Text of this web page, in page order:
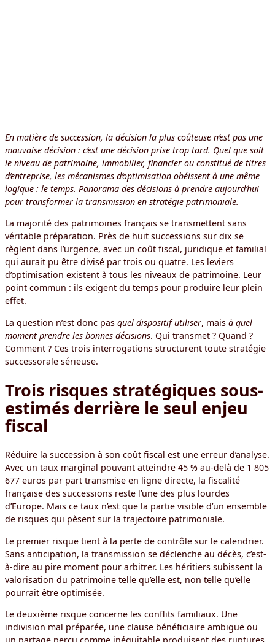
En matière de succession, la décision la plus coûteuse n’est pas une
mauvaise décision : c’est une décision prise trop tard. Quel que soit
le niveau de patrimoine, immobilier, financier ou constitué de titres
d’entreprise, les mécanismes d’optimisation obéissent à une même
logique : le temps. Panorama des décisions à prendre aujourd’hui
pour transformer la transmission en stratégie patrimoniale.
La majorité des patrimoines français se transmettent sans
véritable préparation. Près de huit successions sur dix se
règlent dans l’urgence, avec un coût fiscal, juridique et familial
qui aurait pu être divisé par trois ou quatre. Les leviers
d’optimisation existent à tous les niveaux de patrimoine. Leur
point commun : ils exigent du temps pour produire leur plein
effet.
La question n’est donc pas quel dispositif utiliser, mais à quel
moment prendre les bonnes décisions. Qui transmet ? Quand ?
Comment ? Ces trois interrogations structurent toute stratégie
successorale sérieuse.
Trois risques stratégiques sous-
estimés derrière le seul enjeu
fiscal
Réduire la succession à son coût fiscal est une erreur d’analyse.
Avec un taux marginal pouvant atteindre 45 % au-delà de 1 805
677 euros par part transmise en ligne directe, la fiscalité
française des successions reste l’une des plus lourdes
d’Europe. Mais ce taux n’est que la partie visible d’un ensemble
de risques qui pèsent sur la trajectoire patrimoniale.
Le premier risque tient à la perte de contrôle sur le calendrier.
Sans anticipation, la transmission se déclenche au décès, c’est-
à-dire au pire moment pour arbitrer. Les héritiers subissent la
valorisation du patrimoine telle qu’elle est, non telle qu’elle
pourrait être optimisée.
Le deuxième risque concerne les conflits familiaux. Une
indivision mal préparée, une clause bénéficiaire ambiguë ou